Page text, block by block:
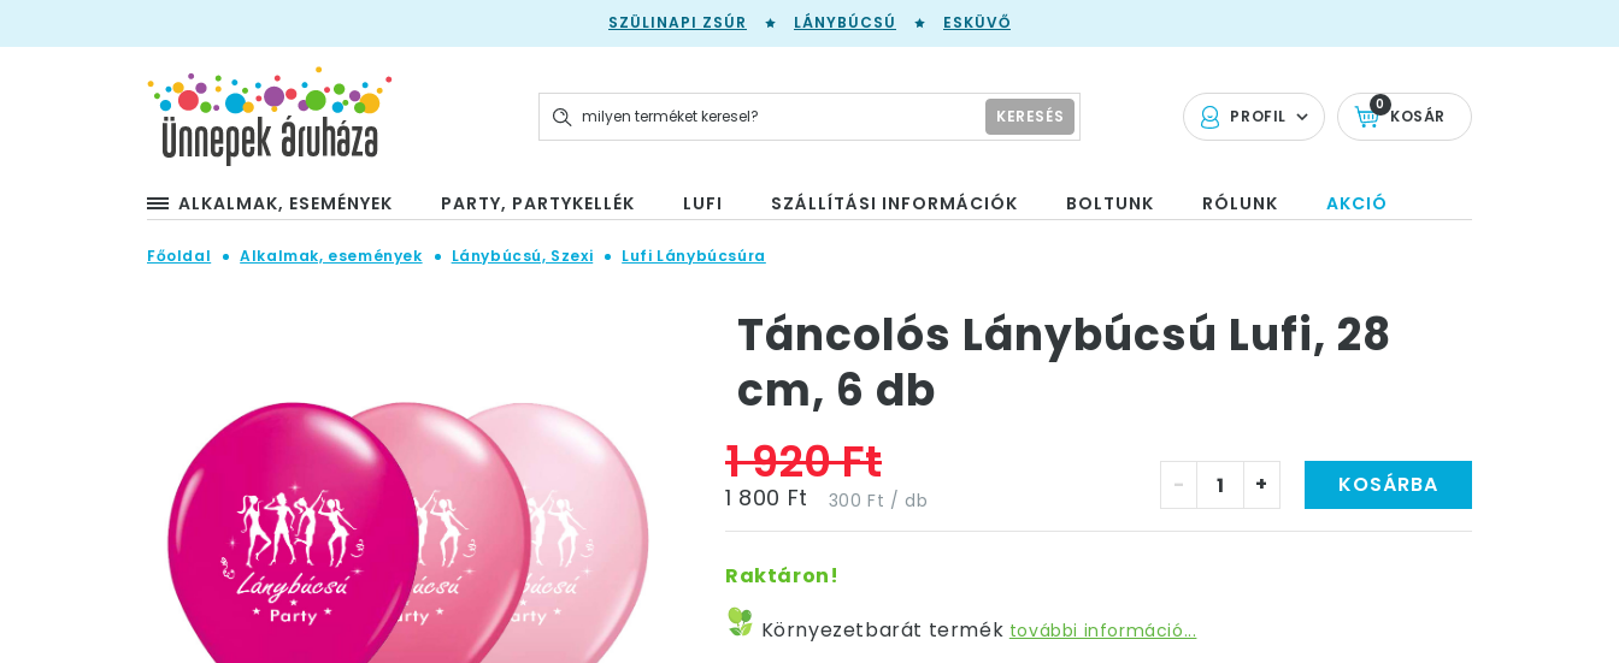
SZÜLINAPI ZSÚR LÁNYBÚCSÚ ESKÜVŐ
PROFIL KOSÁR
0
KERESÉS
ALKALMAK, ESEMÉNYEK PARTY, PARTYKELLÉK LUFI SZÁLLÍTÁSI INFORMÁCIÓK BOLTUNK RÓLUNK AKCIÓ
Főoldal Alkalmak, események Lánybúcsú, Szexi Lufi Lánybúcsúra
Táncolós Lánybúcsú Lufi, 28
cm, 6 db
1 920 Ft
1 800 Ft 300 Ft / db
- + KOSÁRBA
Raktáron!
Környezetbarát termék további információ...